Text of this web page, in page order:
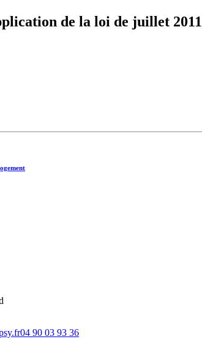
de la loi de juillet 2011
04 90 03 93 36